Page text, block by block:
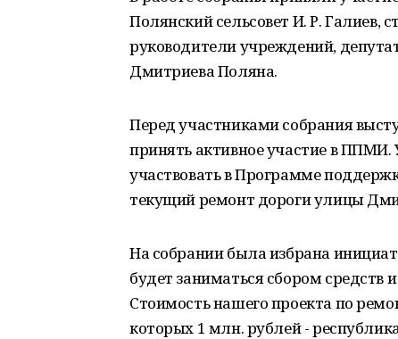
Полянский сельсовет И. Р. Галиев,
руководители учреждений,
Дмитриева Поляна.
Перед участниками собрания
принять активное участие в
участвовать в Программе
текущий ремонт дороги улицы
На собрании была избрана
будет заниматься сбором средств
Стоимость нашего проекта по
которых 1 млн. рублей -